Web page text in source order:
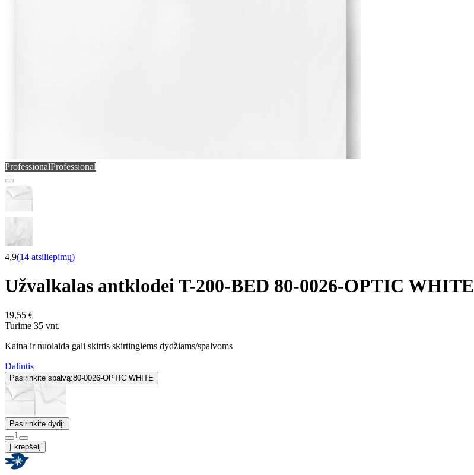
ProfessionalProfessional
4,9(14 atsiliepimų)
Užvalkalas antklodei T-200-BED 80-0026-OPTIC WHITE
19,55 €
Turime 35 vnt.
Kaina ir nuolaida gali skirtis skirtingiems dydžiams/spalvoms
Dalintis
Pasirinkite spalvą:80-0026-OPTIC WHITE
Pasirinkite dydį:
1
Į krepšelį